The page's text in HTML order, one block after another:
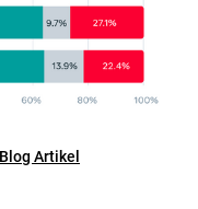
Artikel